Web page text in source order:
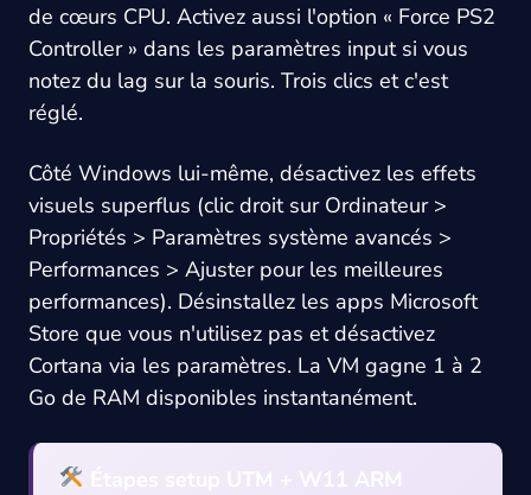
de cœurs CPU. Activez aussi l'option « Force PS2
Controller » dans les paramètres input si vous
notez du lag sur la souris. Trois clics et c'est
réglé.
Côté Windows lui-même, désactivez les effets
visuels superflus (clic droit sur Ordinateur >
Propriétés > Paramètres système avancés >
Performances > Ajuster pour les meilleures
performances). Désinstallez les apps Microsoft
Store que vous n'utilisez pas et désactivez
Cortana via les paramètres. La VM gagne 1 à 2
Go de RAM disponibles instantanément.
Étapes setup UTM + W11 ARM